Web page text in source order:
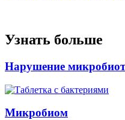
Узнать больше
Нарушение
Микробиом